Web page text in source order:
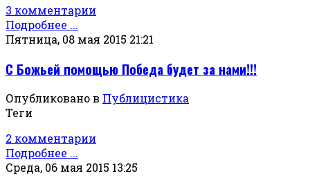
3 комментарии
Подробнее ...
Пятница, 08 мая 2015 21:21
С Божьей помощью Победа будет за нами!!!
Опубликовано в Публицистика
Теги
2 комментарии
Подробнее ...
Среда, 06 мая 2015 13:25